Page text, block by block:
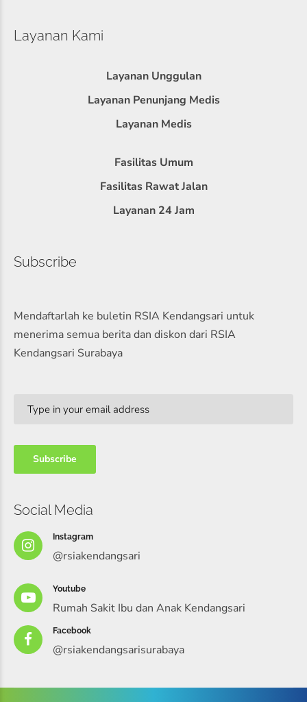
Layanan Kami
Layanan Unggulan
Layanan Penunjang Medis
Layanan Medis
Fasilitas Umum
Fasilitas Rawat Jalan
Layanan 24 Jam
Subscribe
Mendaftarlah ke buletin RSIA Kendangsari untuk
menerima semua berita dan diskon dari RSIA
Kendangsari Surabaya
Social Media
Instagram
@rsiakendangsari
Youtube
Rumah Sakit Ibu dan Anak Kendangsari
Facebook
@rsiakendangsarisurabaya